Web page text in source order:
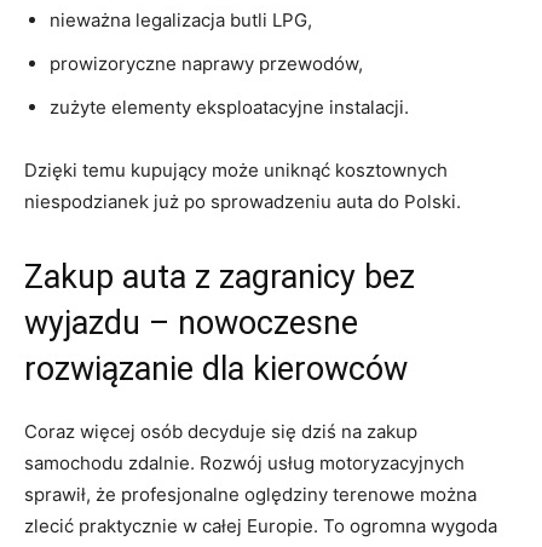
nieważna legalizacja butli LPG,
prowizoryczne naprawy przewodów,
zużyte elementy eksploatacyjne instalacji.
Dzięki temu kupujący może uniknąć kosztownych
niespodzianek już po sprowadzeniu auta do Polski.
Zakup auta z zagranicy bez
wyjazdu – nowoczesne
rozwiązanie dla kierowców
Coraz więcej osób decyduje się dziś na zakup
samochodu zdalnie. Rozwój usług motoryzacyjnych
sprawił, że profesjonalne oględziny terenowe można
zlecić praktycznie w całej Europie. To ogromna wygoda